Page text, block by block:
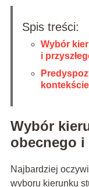
Spis treści:
Wybór
i
Wybór
obecnego i
Najbardziej
wyboru kierunku